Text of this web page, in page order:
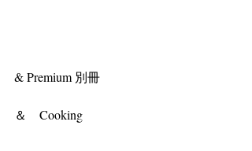
& Premium 別冊
＆　Cooking